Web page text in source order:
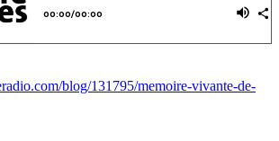
blog/131795/memoire-vivante-de-